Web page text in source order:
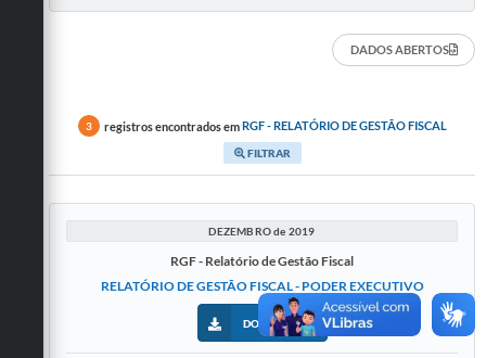
DADOS ABERTOS
3 registros encontrados emRGF - RELATÓRIO DE GESTÃO FISCAL
FILTRAR
DEZEMBRO de 2019
RGF - Relatório de Gestão Fiscal
RELATÓRIO DE GESTÃO FISCAL - PODER EXECUTIVO
DOWNLOADS